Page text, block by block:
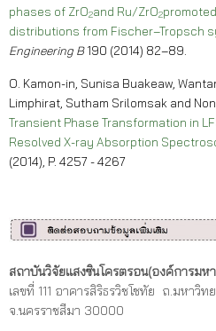
phases of ZrO2and Ru/ZrO2
distributions from Fischer–Tropsch
Engineering B190 (2014) 82–89.
O. Kamon-in, Sunisa Buakeaw,
Limphirat, Sutham Srilomsak and
Transient Phase Transformation in
Resolved X-ray Absorption
(2014), P. 4257 - 4267
สถาบันวิจัยแสงซินโครตรอน(องค์การมห
เลขที่ 111 อาคารสิริธรวิชโชทัย ถ.มหาวิท
จ.นครราชสีมา 30000